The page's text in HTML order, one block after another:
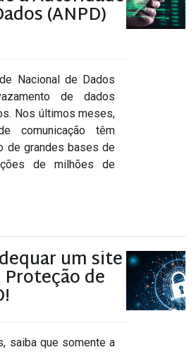
(ANPD)
Nacional de Dados
de dados
Nos últimos meses,
comunicação têm
de grandes bases de
de milhões de
um site
Proteção de
saiba que somente a